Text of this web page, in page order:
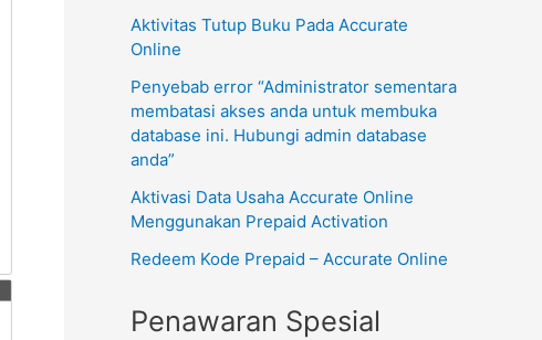
Aktivitas Tutup Buku Pada Accurate
Online
Penyebab error “Administrator sementara
membatasi akses anda untuk membuka
database ini. Hubungi admin database
anda”
Aktivasi Data Usaha Accurate Online
Menggunakan Prepaid Activation
Redeem Kode Prepaid – Accurate Online
Penawaran Spesial